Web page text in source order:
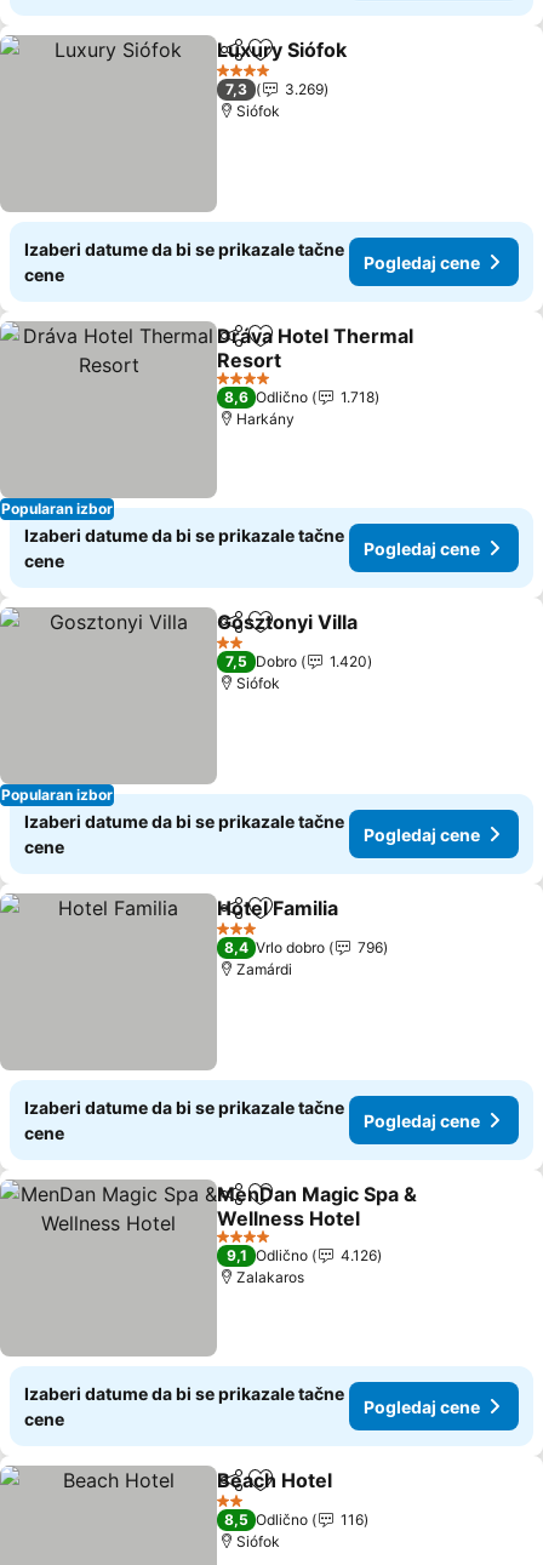
Deli Dodati u favorite
Luxury Siófok
4 Zvezdice
7,3
3.269
Siófok
Izaberi datume da bi se prikazale tačne
cene
Pogledaj cene
Popularan izbor
Deli Dodati u favorite
Dráva Hotel Thermal
Resort
4 Zvezdice
8,6 Odlično
1.718
Harkány
Izaberi datume da bi se prikazale tačne
cene
Pogledaj cene
Popularan izbor
Deli Dodati u favorite
Gosztonyi Villa
2 Zvezdice
7,5 Dobro
1.420
Siófok
Izaberi datume da bi se prikazale tačne
cene
Pogledaj cene
Deli Dodati u favorite
Hotel Familia
3 Zvezdice
8,4 Vrlo dobro
796
Zamárdi
Izaberi datume da bi se prikazale tačne
cene
Pogledaj cene
Deli Dodati u favorite
MenDan Magic Spa &
Wellness Hotel
4 Zvezdice
9,1 Odlično
4.126
Zalakaros
Izaberi datume da bi se prikazale tačne
cene
Pogledaj cene
Deli Dodati u favorite
Beach Hotel
2 Zvezdice
8,5 Odlično
116
Siófok